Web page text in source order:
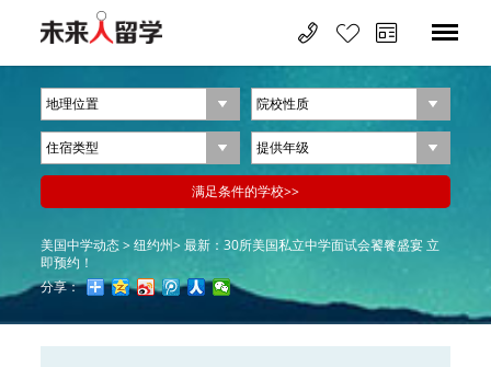
美国中学动态 >纽约州>最新：30所美国私立中学面试会饕餮盛宴 立
即预约！
分享：